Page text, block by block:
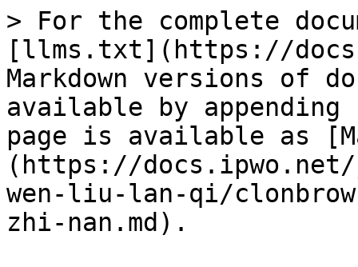
> For the complete
[llms.txt](https://
Markdown versions of
available by
page is available as
(https://
wen-liu-lan-qi/
zhi-nan.md).